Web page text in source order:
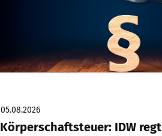
05.08.2026
Körperschaftsteuer: IDW regt